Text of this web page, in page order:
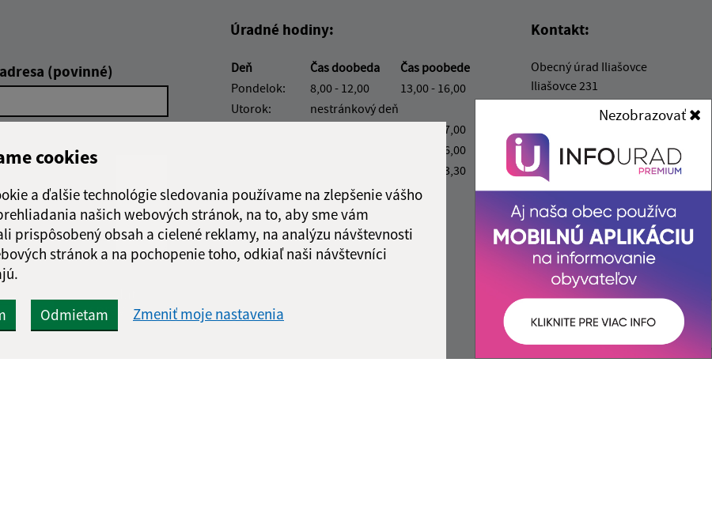
cookies
a ďalšie technológie sledovania používame na zlepšenie vášho
našich webových stránok, na to, aby sme vám
prispôsobený obsah a cielené reklamy, na analýzu návštevnosti
stránok a na pochopenie toho, odkiaľ naši návštevníci
Odmietam Zmeniť moje nastavenia
Nezobrazovať
(povinné)
správu
Úradné hodiny:
Deň Čas doobeda
Čas poobede
Pondelok:
8,00 - 12,00
13,00 - 16,00
Utorok:
nestránkový deň
13,00 - 17,00
13,00 - 16,00
13,00 - 13,30
Kontakt:
Obecný úrad Iliašovce
Iliašovce 231
053 11 Smižany
podatelna@iliasovce.sk
+421 911 650 195
IČO: 00329185